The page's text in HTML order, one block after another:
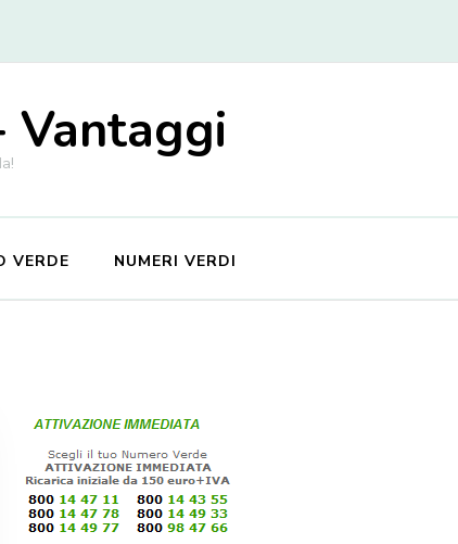
Vantaggi
VERDE NUMERI VERDI